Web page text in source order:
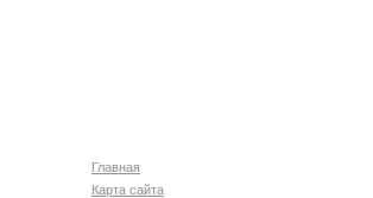
Главная
Карта сайта